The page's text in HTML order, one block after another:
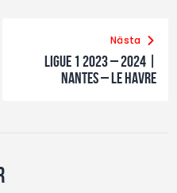
Nästa
Ligue 1 2023 – 2024 |
Nantes – LE Havre